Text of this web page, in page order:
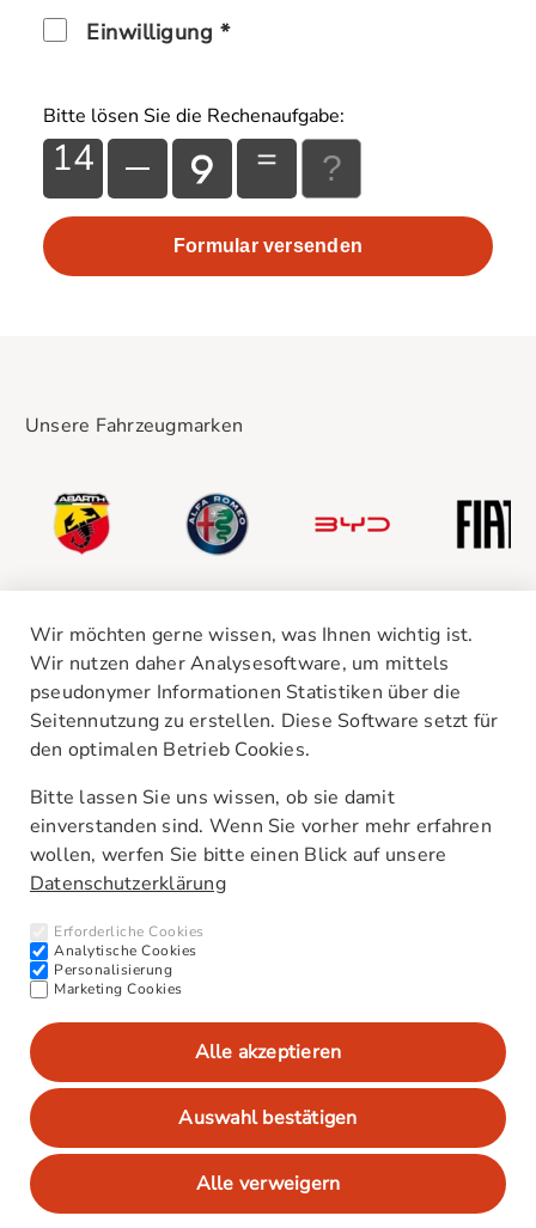
Einwilligung *
Bitte lösen Sie die Rechenaufgabe:
14 =
Unsere Fahrzeugmarken
Unsere Standorte
Kontakt
AGB
Barrierefreiheitserklärung
Newsletter
Interne Meldestelle (HinSchG)
CO₂-Werte/Kraftstoffverbrauch
Impressum
Datenschutzeinstellungen anpassen
© 2026 Autohaus Kummich
Wir möchten gerne wissen, was Ihnen wichtig ist.
Wir nutzen daher Analysesoftware, um mittels
pseudonymer Informationen Statistiken über die
Seitennutzung zu erstellen. Diese Software setzt für
den optimalen Betrieb Cookies.
Bitte lassen Sie uns wissen, ob sie damit
einverstanden sind. Wenn Sie vorher mehr erfahren
wollen, werfen Sie bitte einen Blick auf unsere
Datenschutzerklärung
Erforderliche Cookies
Analytische Cookies
Personalisierung
Marketing Cookies
Alle akzeptieren
Auswahl bestätigen
Alle verweigern